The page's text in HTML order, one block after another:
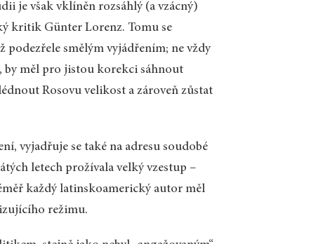
je však vklíněn rozsáhlý (a vzácný)
kritik Günter Lorenz. Tomu se
smělým vyjádřením; ne vždy
by měl pro jistou korekci sáhnout
Rosovu velikost a zároveň zůstat
vyjadřuje se také na adresu soudobé
letech prožívala velký vzestup –
každý latinskoamerický autor měl
režimu.